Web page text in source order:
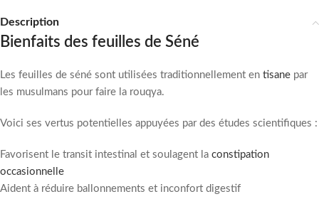
Description
Bienfaits des feuilles de Séné
Les feuilles de séné sont utilisées traditionnellement en tisane par
les musulmans pour faire la rouqya.
Voici ses vertus potentielles appuyées par des études scientifiques :
Favorisent le transit intestinal et soulagent la constipation
occasionnelle
Aident à réduire ballonnements et inconfort digestif